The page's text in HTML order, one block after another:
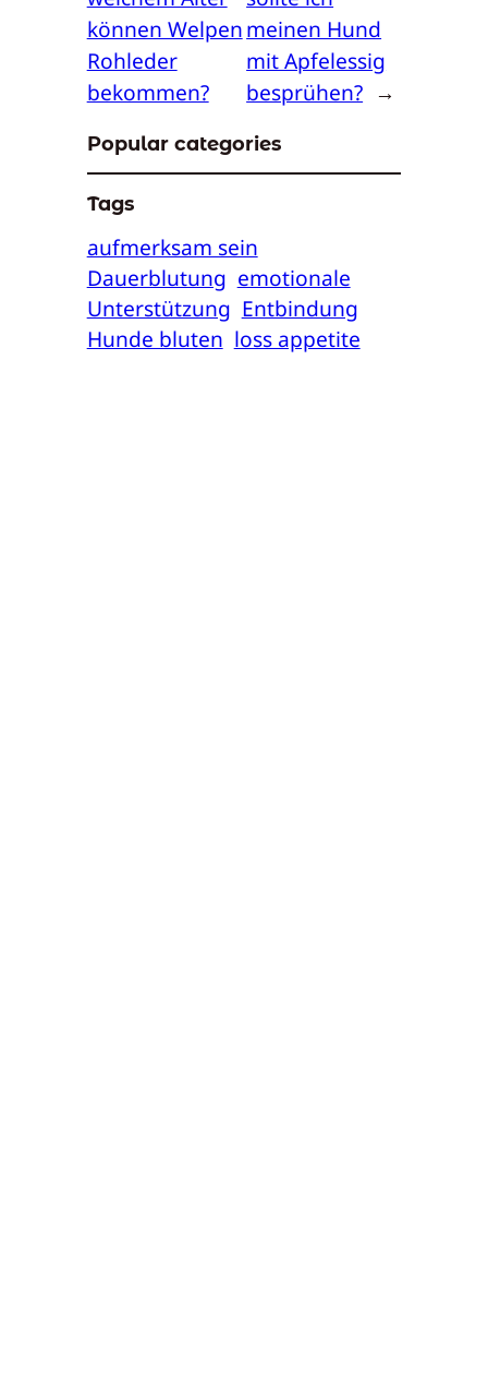
können Welpen
Rohleder
bekommen?
meinen Hund
mit Apfelessig
besprühen? →
Popular categories
Tags
aufmerksam sein
Dauerblutung emotionale
Unterstützung Entbindung
Hunde bluten loss appetite